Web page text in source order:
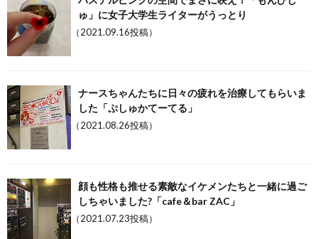
ゅ」に女子大学生ライターがうっとり
（2021.09.16投稿）
ナースちゃんたちに日々の疲れを治療してもらいま
した「ぷしゅかてーてる」
（2021.08.26投稿）
顔も性格も推せる素敵なイケメンたちと一緒に過ご
しちゃいました?「cafe＆bar ZAC」
（2021.07.23投稿）